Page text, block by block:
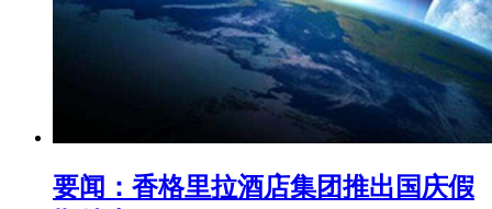
要闻：香格里拉酒店集团推出国庆假